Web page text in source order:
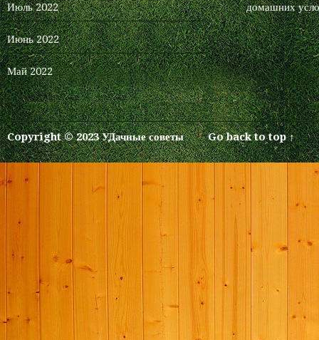
Июль 2022
Июнь 2022
Май 2022
домашних
Copyright © 2023 УДачные советы Go back to top ↑